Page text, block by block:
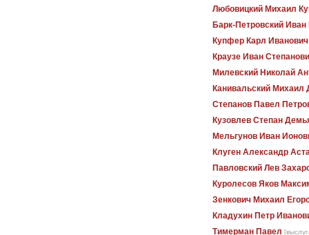
Любовицкий Михаил
Барк-Петровский Иван
Купфер Карл Иванович
Краузе Иван
Милевский Николай
Канивальский Михаил
Степанов Павел
Кузовлев Степан
Мельгунов Иван
Клуген Александр
Павловский Лев
Куролесов Яков
Зенкович Михаил
Кладухин Петр
Тимерман Павел